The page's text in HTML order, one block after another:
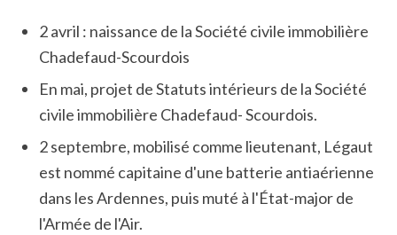
2 avril : naissance de la Société civile immobilière
Chadefaud-Scourdois
En mai, projet de Statuts intérieurs de la Société
civile immobilière Chadefaud- Scourdois.
2 septembre, mobilisé comme lieutenant, Légaut
est nommé capitaine d'une batterie antiaérienne
dans les Ardennes, puis muté à l'État-major de
l'Armée de l'Air.